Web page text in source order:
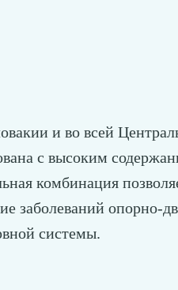
и во всей
с высоким
комбинация
заболеваний опорно-
системы.